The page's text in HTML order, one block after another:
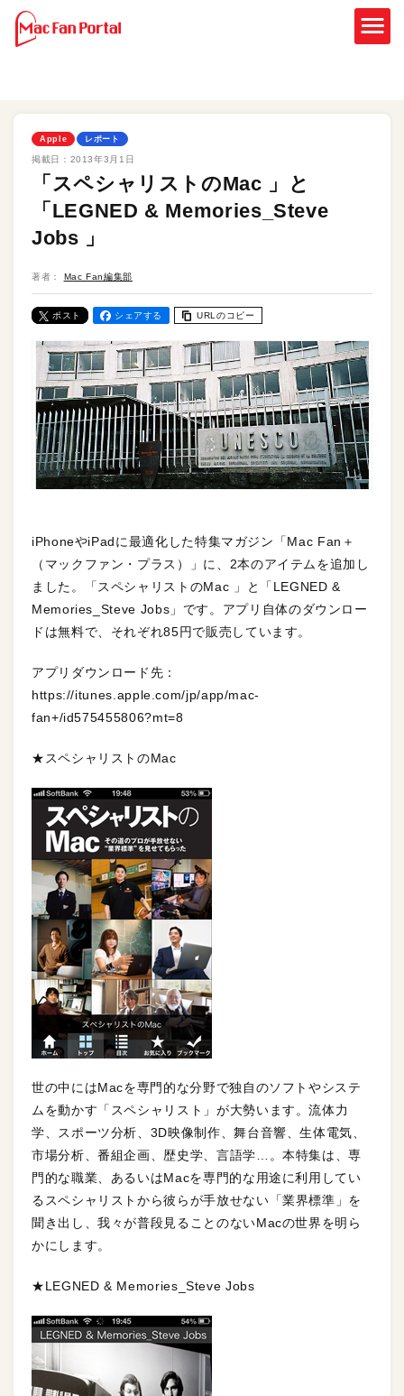
Apple レポート
掲載日： 2013年3月1日
「スペシャリストのMac 」と
「LEGNED & Memories_Steve
Jobs 」
著者： Mac Fan編集部
ポスト シェアする URLのコピー
iPhoneやiPadに最適化した特集マガジン「Mac Fan＋
（マックファン・プラス）」に、2本のアイテムを追加し
ました。「スペシャリストのMac 」と「LEGNED &
Memories_Steve Jobs」です。アプリ自体のダウンロー
ドは無料で、それぞれ85円で販売しています。
アプリダウンロード先：
https://itunes.apple.com/jp/app/mac-
fan+/id575455806?mt=8
★スペシャリストのMac
世の中にはMacを専門的な分野で独自のソフトやシステ
ムを動かす「スペシャリスト」が大勢います。流体力
学、スポーツ分析、3D映像制作、舞台音響、生体電気、
市場分析、番組企画、歴史学、言語学…。本特集は、専
門的な職業、あるいはMacを専門的な用途に利用してい
るスペシャリストから彼らが手放せない「業界標準」を
聞き出し、我々が普段見ることのないMacの世界を明ら
かにします。
★LEGNED & Memories_Steve Jobs